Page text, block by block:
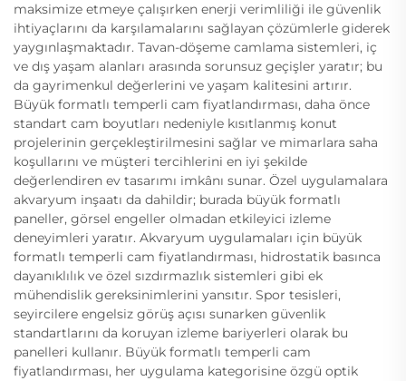
maksimize etmeye çalışırken enerji verimliliği ile güvenlik
ihtiyaçlarını da karşılamalarını sağlayan çözümlerle giderek
yaygınlaşmaktadır. Tavan-döşeme camlama sistemleri, iç
ve dış yaşam alanları arasında sorunsuz geçişler yaratır; bu
da gayrimenkul değerlerini ve yaşam kalitesini artırır.
Büyük formatlı temperli cam fiyatlandırması, daha önce
standart cam boyutları nedeniyle kısıtlanmış konut
projelerinin gerçekleştirilmesini sağlar ve mimarlara saha
koşullarını ve müşteri tercihlerini en iyi şekilde
değerlendiren ev tasarımı imkânı sunar. Özel uygulamalara
akvaryum inşaatı da dahildir; burada büyük formatlı
paneller, görsel engeller olmadan etkileyici izleme
deneyimleri yaratır. Akvaryum uygulamaları için büyük
formatlı temperli cam fiyatlandırması, hidrostatik basınca
dayanıklılık ve özel sızdırmazlık sistemleri gibi ek
mühendislik gereksinimlerini yansıtır. Spor tesisleri,
seyircilere engelsiz görüş açısı sunarken güvenlik
standartlarını da koruyan izleme bariyerleri olarak bu
panelleri kullanır. Büyük formatlı temperli cam
fiyatlandırması, her uygulama kategorisine özgü optik